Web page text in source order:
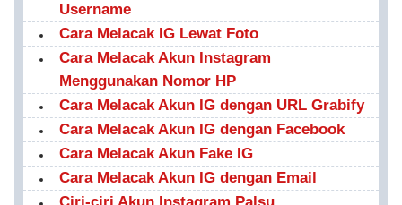
Username
Cara Melacak IG Lewat Foto
Cara Melacak Akun Instagram
Menggunakan Nomor HP
Cara Melacak Akun IG dengan URL Grabify
Cara Melacak Akun IG dengan Facebook
Cara Melacak Akun Fake IG
Cara Melacak Akun IG dengan Email